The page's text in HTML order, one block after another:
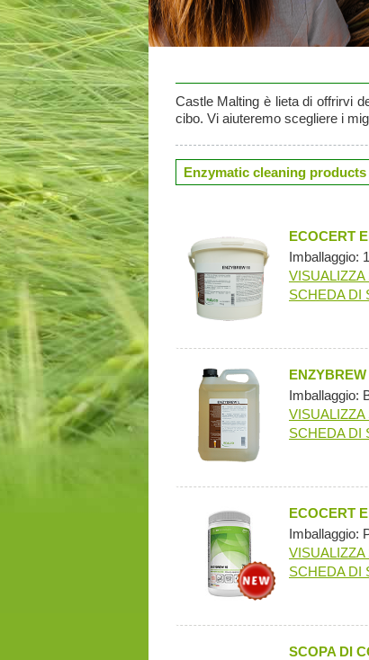
Castle Malting è lieta di offrirvi
cibo. Vi aiuteremo scegliere i
Enzymatic cleaning products
ECOCERT
Imballaggio:
VISUALIZZA
SCHEDA DI
ENZYBREW
Imballaggio:
VISUALIZZA
SCHEDA DI
ECOCERT
Imballaggio:
VISUALIZZA
SCHEDA DI
SCOPA DI